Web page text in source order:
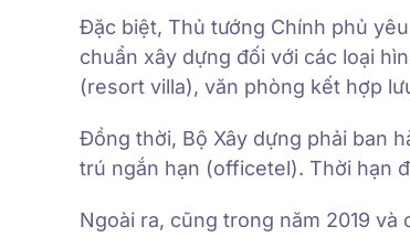
Đặc biệt, Thủ tướng Chính phủ
chuẩn xây dựng đối với các loại
(resort villa), văn phòng kết hợp
Đồng thời, Bộ Xây dựng phải ban
trú ngắn hạn (officetel). Thời hạn
Ngoài ra, cũng trong năm 2019